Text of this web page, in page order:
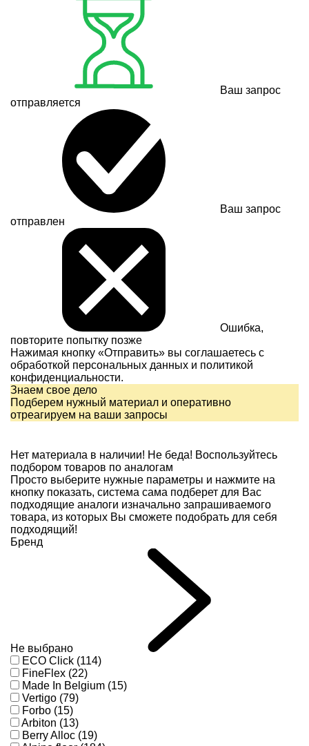
Ваш запрос
отправляется
Ваш запрос
отправлен
Ошибка,
повторите попытку позже
Нажимая кнопку «Отправить» вы соглашаетесь с
обработкой персональных данных и политикой
конфиденциальности.
Знаем свое дело
Подберем нужный материал и оперативно
отреагируем на ваши запросы
Нет материала в наличии! Не беда! Воспользуйтесь
подбором товаров по аналогам
Просто выберите нужные параметры и нажмите на
кнопку показать, система сама подберет для Вас
подходящие аналоги изначально запрашиваемого
товара, из которых Вы сможете подобрать для себя
подходящий!
Бренд
Не выбрано
ECO Click (114)
FineFlex (22)
Made In Belgium (15)
Vertigo (79)
Forbo (15)
Arbiton (13)
Berry Alloc (19)